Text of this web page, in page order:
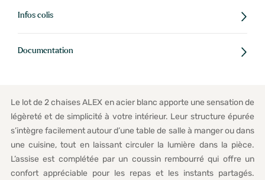
Infos colis
Documentation
Le lot de 2 chaises ALEX en acier blanc apporte une sensation de
légèreté et de simplicité à votre intérieur. Leur structure épurée
s’intègre facilement autour d’une table de salle à manger ou dans
une cuisine, tout en laissant circuler la lumière dans la pièce.
L’assise est complétée par un coussin rembourré qui offre un
confort appréciable pour les repas et les instants partagés.